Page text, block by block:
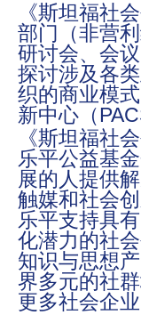
《斯坦福社
部门（非营
研讨会、会
探讨涉及各
织的商业模
新中心（
《斯坦福社
乐平公益基
展的人提供
触媒和社会
乐平支持具
化潜力的社
知识与思想
界多元的社
更多社会企